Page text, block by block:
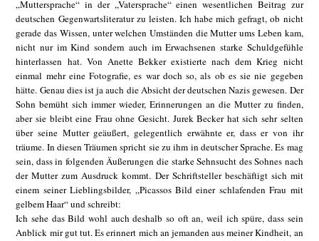
„Muttersprache“ in der „Vatersprache“ einen wesentlichen Beitrag zur
deutschen Gegenwartsliteratur zu leisten. Ich habe mich gefragt, ob nicht
gerade das Wissen, unter welchen Umständen die Mutter ums Leben kam,
nicht nur im Kind sondern auch im Erwachsenen starke Schuldgefühle
hinterlassen hat. Von Anette Bekker existierte nach dem Krieg nicht
einmal mehr eine Fotografie, es war doch so, als ob es sie nie gegeben
hätte. Genau dies ist ja auch die Absicht der deutschen Nazis gewesen. Der
Sohn bemüht sich immer wieder, Erinnerungen an die Mutter zu finden,
aber sie bleibt eine Frau ohne Gesicht. Jurek Becker hat sich sehr selten
über seine Mutter geäußert, gelegentlich erwähnte er, dass er von ihr
träume. In diesen Träumen spricht sie zu ihm in deutscher Sprache. Es mag
sein, dass in folgenden Äußerungen die starke Sehnsucht des Sohnes nach
der Mutter zum Ausdruck kommt. Der Schriftsteller beschäftigt sich mit
einem seiner Lieblingsbilder, „Picassos Bild einer schlafenden Frau mit
gelbem Haar“ und schreibt:
Ich sehe das Bild wohl auch deshalb so oft an, weil ich spüre, dass sein
Anblick mir gut tut. Es erinnert mich an jemanden aus meiner Kindheit, an